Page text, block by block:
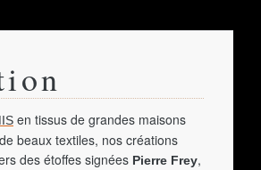
en tissus de grandes maisons
beaux textiles, nos créations
des étoffes signées Pierre Frey,